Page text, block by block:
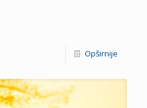
Opširnije